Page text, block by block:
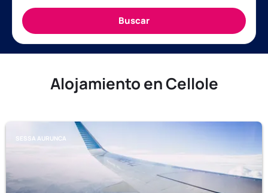
Alojamiento en Cellole
SESSA AURUNCA